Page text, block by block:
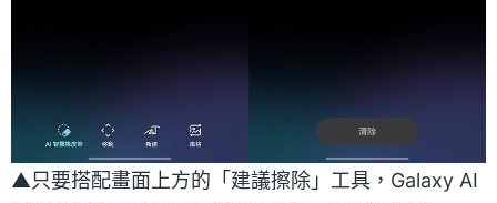
▲只要搭配畫面上方的「建議擦除」工具，Galaxy AI